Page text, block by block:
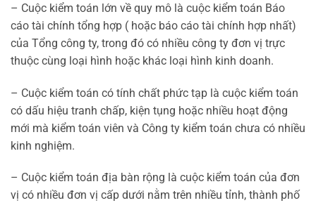
– Cuộc kiểm toán lớn về quy mô là cuộc kiểm toán Báo
cáo tài chính tổng hợp ( hoặc báo cáo tài chính hợp nhất)
của Tổng công ty, trong đó có nhiều công ty đơn vị trực
thuộc cùng loại hình hoặc khác loại hình kinh doanh.
– Cuộc kiểm toán có tính chất phức tạp là cuộc kiểm toán
có dấu hiệu tranh chấp, kiện tụng hoặc nhiều hoạt động
mới mà kiểm toán viên và Công ty kiểm toán chưa có nhiều
kinh nghiệm.
– Cuộc kiểm toán địa bàn rộng là cuộc kiểm toán của đơn
vị có nhiều đơn vị cấp dưới nằm trên nhiều tỉnh, thành phố